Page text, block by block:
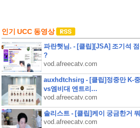
인기 UCC 동영상
파란햇님. - [클립][JSA] 조기석
?
vod.afreecatv.com
auxhdtchsirg - [클립]정중만 K-
vs엠비대 엔트리...
vod.afreecatv.com
솔리스트 - [클립]케이 궁금한거
vod.afreecatv.com